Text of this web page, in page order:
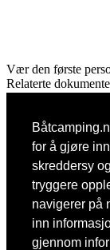
for å gjøre
skreddersy
tryggere
navigerer på
inn
gjennom
Vær den første
Relaterte
Yamaha 150A,
BåtcampinginYamaha
0 Nedlastinger, 56
Yamaha F50 - F70
BåtcampinginYamaha
7 Nedlastinger,
Søk i dokumenter
Brukertagger